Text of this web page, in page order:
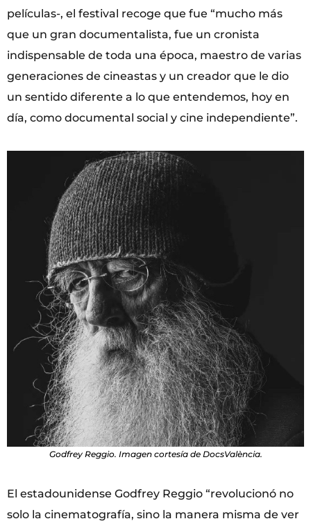
películas-, el festival recoge que fue “mucho más
que un gran documentalista, fue un cronista
indispensable de toda una época, maestro de varias
generaciones de cineastas y un creador que le dio
un sentido diferente a lo que entendemos, hoy en
día, como documental social y cine independiente”.
Godfrey Reggio. Imagen cortesía de DocsValència.
El estadounidense Godfrey Reggio “revolucionó no
solo la cinematografía, sino la manera misma de ver